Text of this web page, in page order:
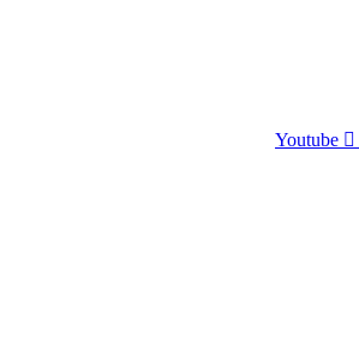
Youtube